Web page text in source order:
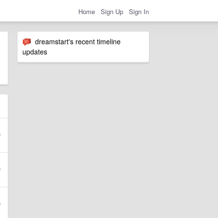
Home Sign Up Sign In
dreamstart's recent timeline
updates